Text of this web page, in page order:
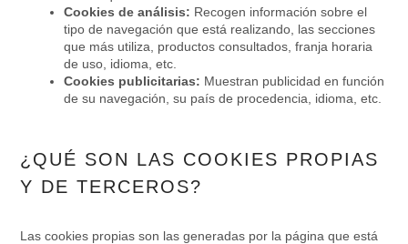
Cookies de análisis: Recogen información sobre el
tipo de navegación que está realizando, las secciones
que más utiliza, productos consultados, franja horaria
de uso, idioma, etc.
Cookies publicitarias: Muestran publicidad en función
de su navegación, su país de procedencia, idioma, etc.
¿QUÉ SON LAS COOKIES PROPIAS
Y DE TERCEROS?
Las cookies propias son las generadas por la página que está